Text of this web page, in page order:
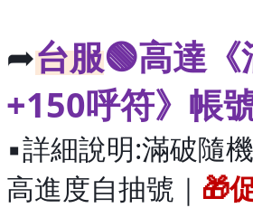
➦台服🟢高達
+150呼符》帳
▪️詳細說明:滿破隨
高進度自抽號｜ 🎁